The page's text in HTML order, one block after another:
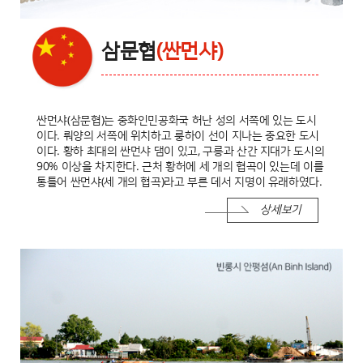
삼문협(싼먼샤)
싼먼샤(삼문협)는 중화인민공화국 허난 성의 서쪽에 있는 도시
이다. 뤄양의 서쪽에 위치하고 룽하이 선이 지나는 중요한 도시
이다. 황하 최대의 싼먼샤 댐이 있고, 구릉과 산간 지대가 도시의
90% 이상을 차지한다. 근처 황허에 세 개의 협곡이 있는데 이를
통틀어 싼먼샤(세 개의 협곡)라고 부른 데서 지명이 유래하였다.
상세보기